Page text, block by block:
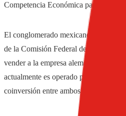
Competencia Económica para vender
El conglomerado mexicano Alpek
de la Comisión Federal de
vender a la empresa alemana BASF
actualmente es operado por la
coinversión entre ambos corporativos.